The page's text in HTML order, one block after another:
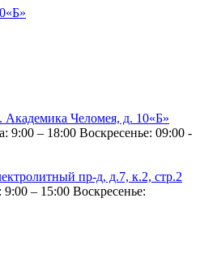
Челомея, д. 10«Б»
9:00 – 18:00 Воскресенье: 09:00 -
пр-д, д.7, к.2, стр.2
9:00 – 15:00 Воскресенье: